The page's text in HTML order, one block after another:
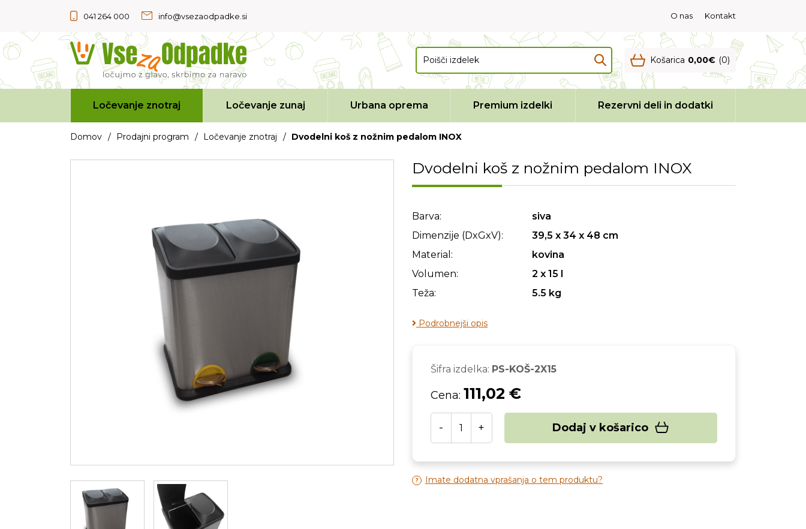
041 264 000 info@vsezaodpadke.si O nas Kontakt
Košarica 0,00€ (0)
Ločevanje znotraj Ločevanje zunaj Urbana oprema Premium izdelki Rezervni deli in dodatki
Domov / Prodajni program / Ločevanje znotraj / Dvodelni koš z nožnim pedalom INOX
Dvodelni koš z nožnim pedalom INOX
Barva:
siva
Dimenzije (DxGxV):
39,5 x 34 x 48 cm
Material:
kovina
Volumen:
2 x 15 l
Teža:
5.5 kg
Podrobnejši opis
Šifra izdelka: PS-KOŠ-2X15
Cena: 111,02 €
- + Dodaj v košarico
Imate dodatna vprašanja o tem produktu?